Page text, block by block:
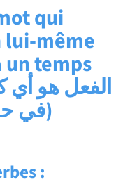
qui
lui-même
un temps
في حد ذاتها وترتبط بصيغة)
: